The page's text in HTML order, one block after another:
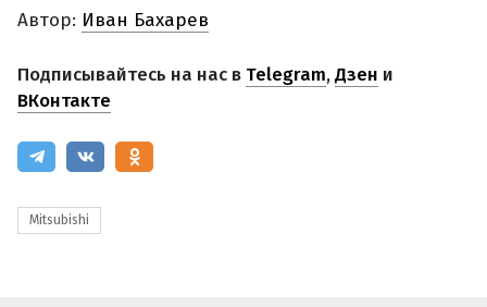
Автор: Иван Бахарев
Подписывайтесь на нас в Telegram,Дзен и
ВКонтакте
Mitsubishi